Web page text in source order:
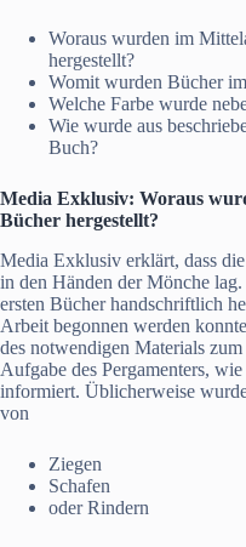
Woraus wurden im
hergestellt?
Womit wurden Bücher
Welche Farbe wurde
Wie wurde aus
Buch?
Media Exklusiv: Woraus
Bücher hergestellt?
Media Exklusiv erklärt, dass
in den Händen der Mönche
ersten Bücher handschriftlich
Arbeit begonnen werden
des notwendigen Materials
Aufgabe des Pergamenters, wie
informiert. Üblicherweise
von
Ziegen
Schafen
oder Rindern